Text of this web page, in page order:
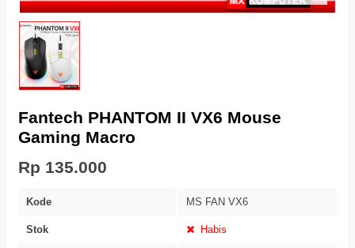
Fantech PHANTOM II VX6 Mouse
Gaming Macro
Rp 135.000
Kode MS FAN VX6
Stok Habis